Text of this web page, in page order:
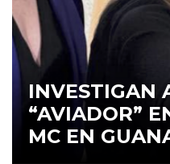
INVESTIGAN
“AVIADOR”
MC EN